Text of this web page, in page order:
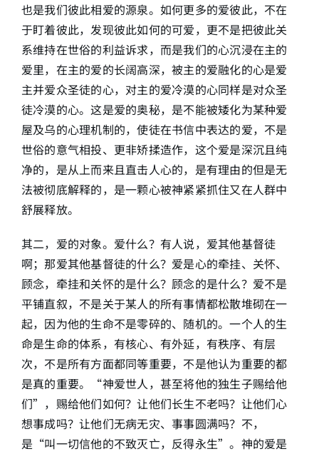
也是我们彼此相爱的源泉。如何更多的爱彼此，不在
于盯着彼此，发现彼此如何的可爱，更不是把彼此关
系维持在世俗的利益诉求，而是我们的心沉浸在主的
爱里，在主的爱的长阔高深，被主的爱融化的心是爱
主并爱众圣徒的心，对主的爱冷漠的心同样是对众圣
徒冷漠的心。这是爱的奥秘，是不能被矮化为某种爱
屋及乌的心理机制的，使徒在书信中表达的爱，不是
世俗的意气相投、更非矫揉造作，这个爱是深沉且纯
净的，是从上而来且直击人心的，是有理由的但是无
法被彻底解释的，是一颗心被神紧紧抓住又在人群中
舒展释放。
其二，爱的对象。爱什么？有人说，爱其他基督徒
啊；那爱其他基督徒的什么？爱是心的牵挂、关怀、
顾念，牵挂和关怀的是什么？顾念的是什么？爱不是
平铺直叙，不是关于某人的所有事情都松散堆砌在一
起，因为他的生命不是零碎的、随机的。一个人的生
命是生命的体系，有核心、有外延，有秩序、有层
次，不是所有方面都同等重要，不是他认为重要的都
是真的重要。“神爱世人，甚至将他的独生子赐给他
们”，赐给他们如何？让他们长生不老吗？让他们心
想事成吗？让他们无病无灾、事事圆满吗？不，
是“叫一切信他的不致灭亡，反得永生”。神的爱是